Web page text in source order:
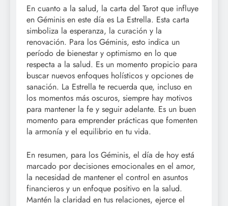
En cuanto a la salud, la carta del Tarot que influye
en Géminis en este día es La Estrella. Esta carta
simboliza la esperanza, la curación y la
renovación. Para los Géminis, esto indica un
período de bienestar y optimismo en lo que
respecta a la salud. Es un momento propicio para
buscar nuevos enfoques holísticos y opciones de
sanación. La Estrella te recuerda que, incluso en
los momentos más oscuros, siempre hay motivos
para mantener la fe y seguir adelante. Es un buen
momento para emprender prácticas que fomenten
la armonía y el equilibrio en tu vida.
En resumen, para los Géminis, el día de hoy está
marcado por decisiones emocionales en el amor,
la necesidad de mantener el control en asuntos
financieros y un enfoque positivo en la salud.
Mantén la claridad en tus relaciones, ejerce el